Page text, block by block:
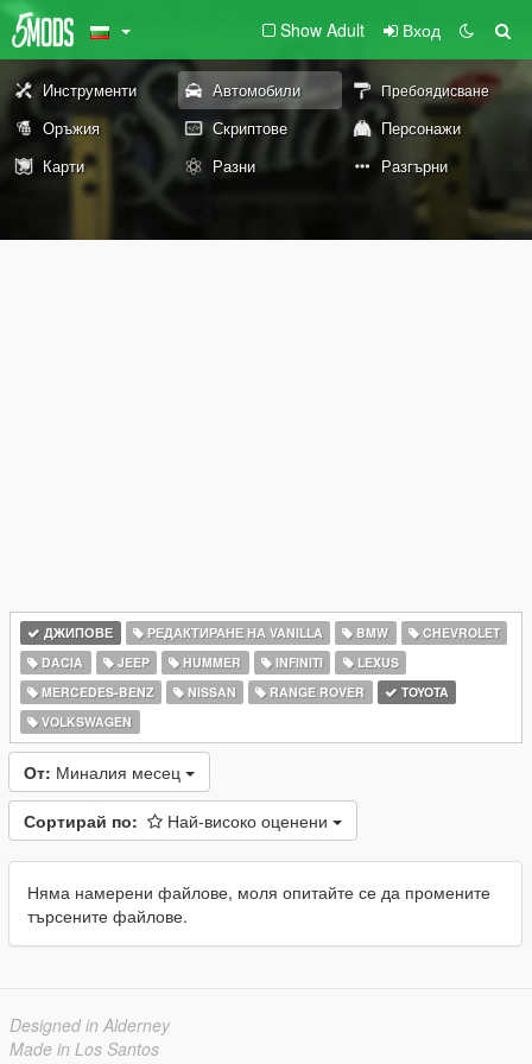
Show Adult Вход
Инструменти Автомобили Пребоядисване
Оръжия Скриптове
Персонажи
Карти
Разни Разгърни
ДЖИПОВЕ РЕДАКТИРАНЕ НА VANILLA BMW
CHEVROLET
DACIA
JEEP HUMMER INFINITI
LEXUS
MERCEDES-BENZ
NISSAN RANGE ROVER
TOYOTA
VOLKSWAGEN
От: Миналия месец
Сортирай по: Най-високо оценени
Няма намерени файлове, моля опитайте се да промените
търсените файлове.
Designed in Alderney
Made in Los Santos